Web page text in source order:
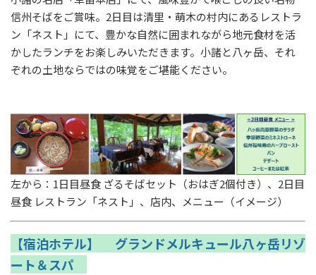
信州そばをご賞味。2日目は清里・萌木の村内にあるレストラ
ン「ネスト」にて、豊かな自然に囲まれながら地元食材を活
かしたランチをお楽しみいただきます。小諸と八ヶ岳、それ
ぞれの土地ならではの味覚をご堪能ください。
左から：1日目昼食 ざるそばセット（おはぎ2個付き）、2日目
昼食 レストラン「ネスト」、店内、メニュー（イメージ）
【宿泊ホテル】 グランドメルキュール八ヶ岳リゾ
ート＆スパ